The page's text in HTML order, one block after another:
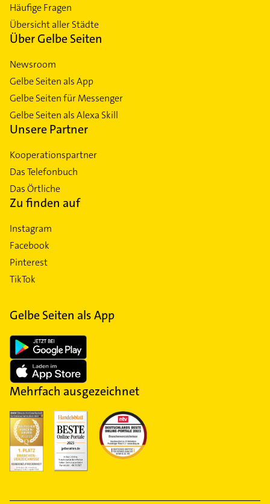
Häufige Fragen
Übersicht aller Städte
Über Gelbe Seiten
Newsroom
Gelbe Seiten als App
Gelbe Seiten für Messenger
Gelbe Seiten als Alexa Skill
Unsere Partner
Kooperationspartner
Das Telefonbuch
Das Örtliche
Zu finden auf
Instagram
Facebook
Pinterest
TikTok
Gelbe Seiten als App
Mehrfach ausgezeichnet